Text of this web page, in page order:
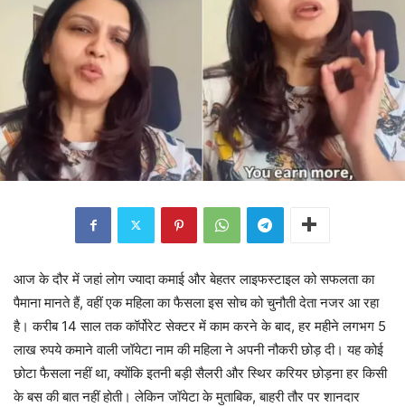
आज के दौर में जहां लोग ज्यादा कमाई और बेहतर लाइफस्टाइल को सफलता का
पैमाना मानते हैं, वहीं एक महिला का फैसला इस सोच को चुनौती देता नजर आ रहा
है। करीब 14 साल तक कॉर्पोरेट सेक्टर में काम करने के बाद, हर महीने लगभग 5
लाख रुपये कमाने वाली जॉयेटा नाम की महिला ने अपनी नौकरी छोड़ दी। यह कोई
छोटा फैसला नहीं था, क्योंकि इतनी बड़ी सैलरी और स्थिर करियर छोड़ना हर किसी
के बस की बात नहीं होती। लेकिन जॉयेटा के मुताबिक, बाहरी तौर पर शानदार